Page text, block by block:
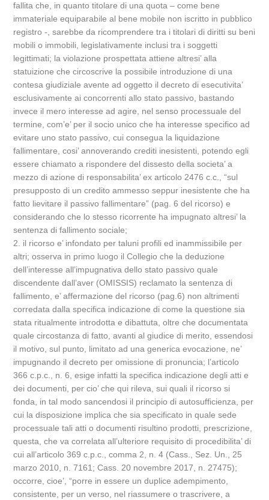
fallita che, in quanto titolare di una quota – come bene
immateriale equiparabile al bene mobile non iscritto in pubblico
registro -, sarebbe da ricomprendere tra i titolari di diritti su beni
mobili o immobili, legislativamente inclusi tra i soggetti
legittimati; la violazione prospettata attiene altresi’ alla
statuizione che circoscrive la possibile introduzione di una
contesa giudiziale avente ad oggetto il decreto di esecutivita’
esclusivamente ai concorrenti allo stato passivo, bastando
invece il mero interesse ad agire, nel senso processuale del
termine, com’e’ per il socio unico che ha interesse specifico ad
evitare uno stato passivo, cui consegua la liquidazione
fallimentare, cosi’ annoverando crediti inesistenti, potendo egli
essere chiamato a rispondere del dissesto della societa’ a
mezzo di azione di responsabilita’ ex articolo 2476 c.c., “sul
presupposto di un credito ammesso seppur inesistente che ha
fatto lievitare il passivo fallimentare” (pag. 6 del ricorso) e
considerando che lo stesso ricorrente ha impugnato altresi’ la
sentenza di fallimento sociale;
2. il ricorso e’ infondato per taluni profili ed inammissibile per
altri; osserva in primo luogo il Collegio che la deduzione
dell’interesse all’impugnativa dello stato passivo quale
discendente dall’aver (OMISSIS) reclamato la sentenza di
fallimento, e’ affermazione del ricorso (pag.6) non altrimenti
corredata dalla specifica indicazione di come la questione sia
stata ritualmente introdotta e dibattuta, oltre che documentata
quale circostanza di fatto, avanti al giudice di merito, essendosi
il motivo, sul punto, limitato ad una generica evocazione, ne’
impugnando il decreto per omissione di pronuncia; l’articolo
366 c.p.c., n. 6, esige infatti la specifica indicazione degli atti e
dei documenti, per cio’ che qui rileva, sui quali il ricorso si
fonda, in tal modo sancendosi il principio di autosufficienza, per
cui la disposizione implica che sia specificato in quale sede
processuale tali atti o documenti risultino prodotti, prescrizione,
questa, che va correlata all’ulteriore requisito di procedibilita’ di
cui all’articolo 369 c.p.c., comma 2, n. 4 (Cass., Sez. Un., 25
marzo 2010, n. 7161; Cass. 20 novembre 2017, n. 27475);
occorre, cioe’, “porre in essere un duplice adempimento,
consistente, per un verso, nel riassumere o trascrivere, a